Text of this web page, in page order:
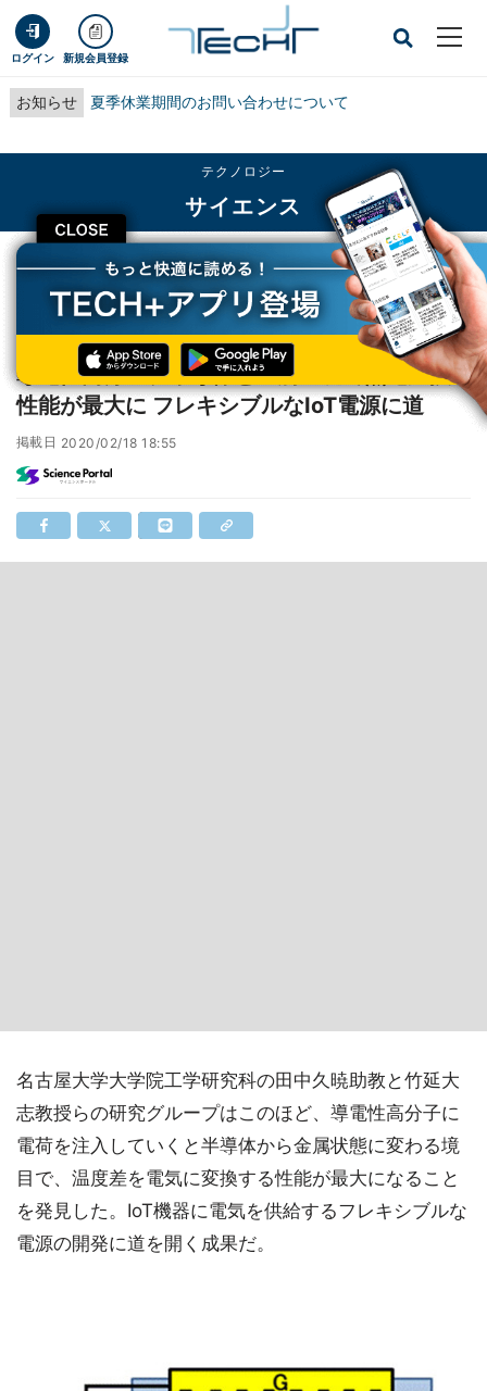
ログイン 新規会員登録
お知らせ 夏季休業期間のお問い合わせについて
CLOSE
テクノロジー
サイエンス
TECH+ テクノロジー
サイエンス
導電性高分子、半導体と金属の境で熱電変換性能が最大に フレキシブルなIoT電
導電性高分子、半導体と金属の境で熱電変換
性能が最大に フレキシブルなIoT電源に道
掲載日 2020/02/18 18:55
名古屋大学大学院工学研究科の田中久暁助教と竹延大
志教授らの研究グループはこのほど、導電性高分子に
電荷を注入していくと半導体から金属状態に変わる境
目で、温度差を電気に変換する性能が最大になること
を発見した。IoT機器に電気を供給するフレキシブルな
電源の開発に道を開く成果だ。